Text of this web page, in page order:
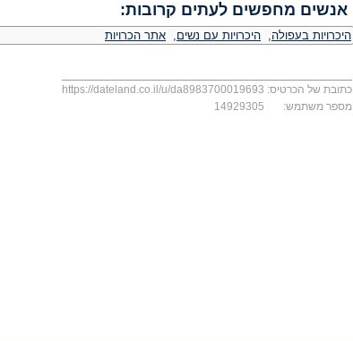
אנשים מחפשים לעתים קרובות:
היכרויות בעפולה, היכרויות עם נשים, אתר הכרויות
כתובת של הכרטיס: https://dateland.co.il/u/da8983700019693
מספר משתמש:
14929305